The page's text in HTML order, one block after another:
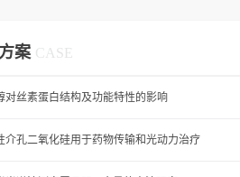
案 CASE
对丝素蛋白结构及功能特性的影响
介孔二氧化硅用于药物传输和光动力治疗